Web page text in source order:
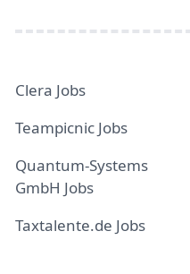
Clera Jobs
Teampicnic Jobs
Quantum-Systems
GmbH Jobs
Taxtalente.de Jobs